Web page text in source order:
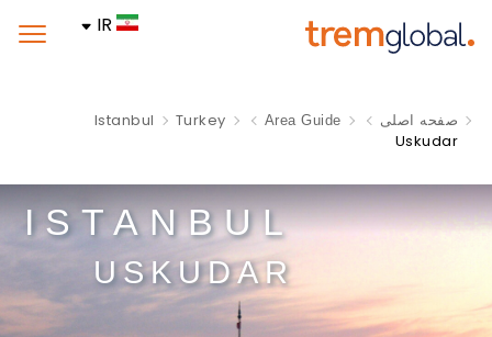
IR
صفحه اصلی Area Guide
Turkey
Istanbul
Uskudar
ISTANBUL
USKUDAR